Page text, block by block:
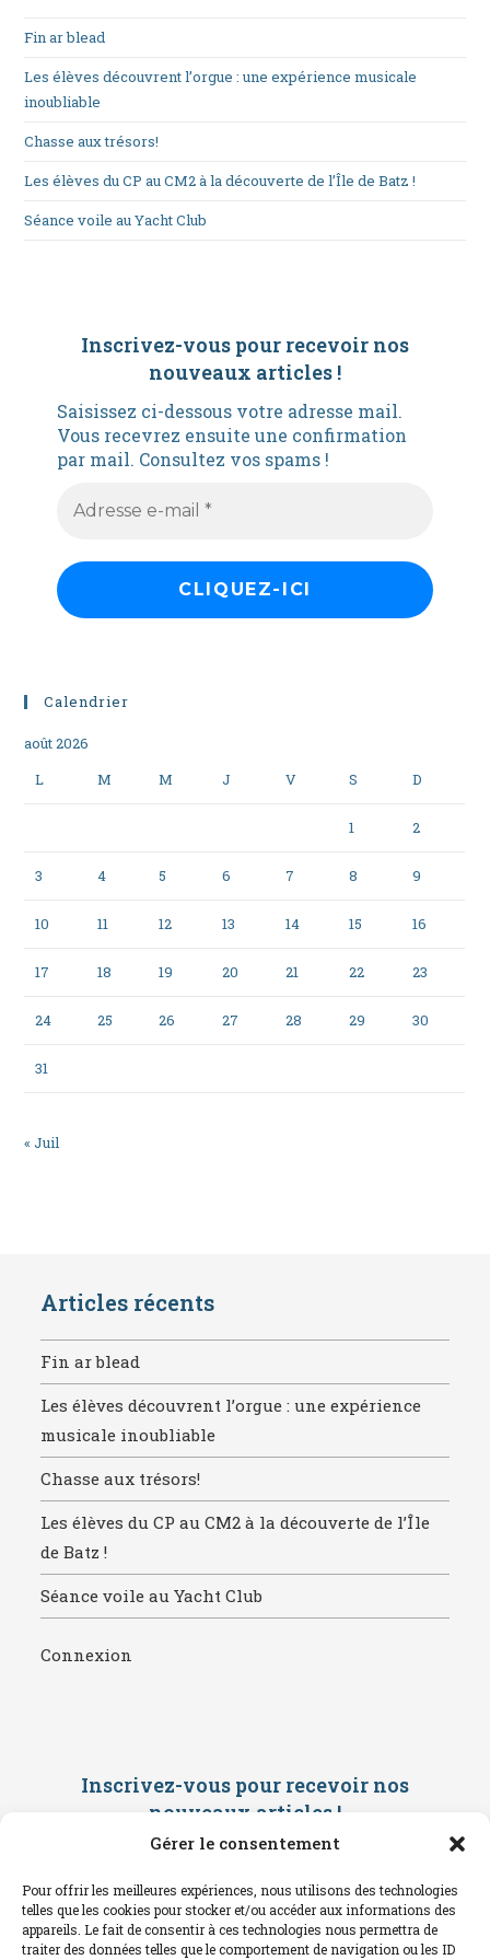
Gérer le consentement
Pour offrir les meilleures expériences, nous utilisons des technologies
telles que les cookies pour stocker et/ou accéder aux informations des
appareils. Le fait de consentir à ces technologies nous permettra de
traiter des données telles que le comportement de navigation ou les ID
Fin ar blead
Les élèves découvrent l’orgue : une expérience musicale
inoubliable
Chasse aux trésors!
Les élèves du CP au CM2 à la découverte de l’Île de Batz !
Séance voile au Yacht Club
Inscrivez-vous pour recevoir nos
nouveaux articles !
Saisissez ci-dessous votre adresse mail.
Vous recevrez ensuite une confirmation
par mail. Consultez vos spams !
Calendrier
août 2026
L
M M J V S D
1 2
3 4 5 6 7 8 9
10 11 12 13 14 15 16
17 18 19 20 21 22 23
24 25 26 27 28 29 30
31
« Juil
Articles récents
Fin ar blead
Les élèves découvrent l’orgue : une expérience
musicale inoubliable
Chasse aux trésors!
Les élèves du CP au CM2 à la découverte de l’Île
de Batz !
Séance voile au Yacht Club
Connexion
Inscrivez-vous pour recevoir nos
nouveaux articles !
Saisissez ci-dessous votre adresse
confirmation par mail. Consultez vos
spams !